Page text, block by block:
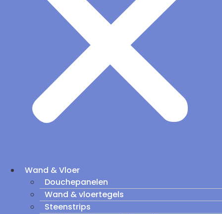
Wand & Vloer
Douchepanelen
Wand & vloertegels
Steenstrips